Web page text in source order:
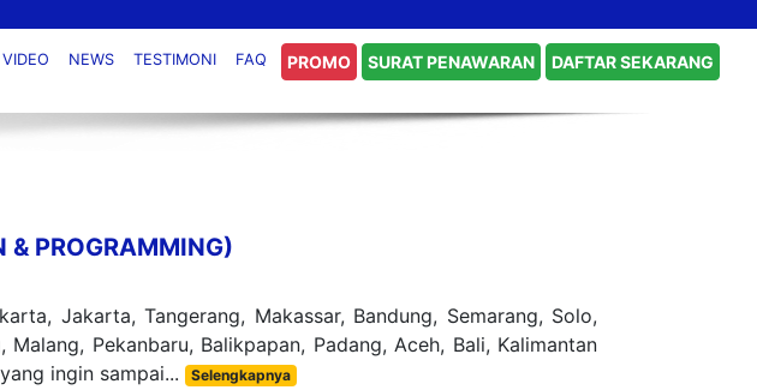
VIDEO NEWS TESTIMONI FAQ PROMO SURAT PENAWARAN DAFTAR SEKARANG
PROGRAMMING)
Jakarta, Tangerang, Makassar, Bandung, Semarang, Solo,
Pekanbaru, Balikpapan, Padang, Aceh, Bali, Kalimantan
ingin sampai...
Selengkapnya